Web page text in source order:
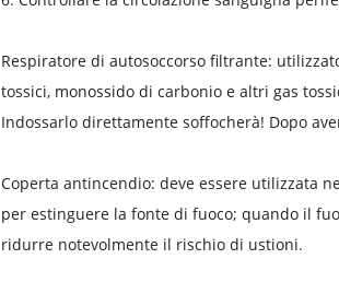
Respiratore di autosoccorso filtrante:
tossici, monossido di carbonio e altri gas
Indossarlo direttamente soffocherà! Dopo
Coperta antincendio: deve essere utilizzata
per estinguere la fonte di fuoco; quando il
ridurre notevolmente il rischio di ustioni.